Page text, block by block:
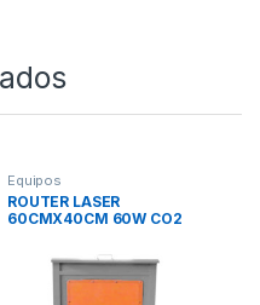
Equipos
ROUTER LASER
60CMX40CM 60W CO2